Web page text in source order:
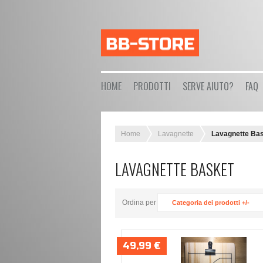
HOME PRODOTTI SERVE AIUTO? FAQ
Home Lavagnette Lavagnette
LAVAGNETTE BASKET
Ordina per Categoria dei prodotti +/-
49,99 €